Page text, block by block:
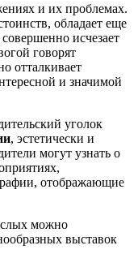
и их проблемах.
обладает еще
исчезает
говорят
отталкивает
и значимой
уголок
, эстетически и
могут узнать о
отображающие
можно
выставок